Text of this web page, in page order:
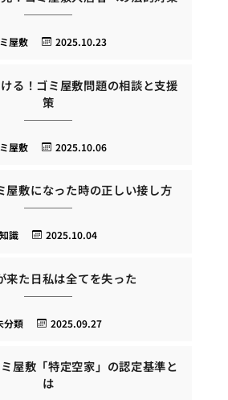
2025.10.23
屋敷
る！ゴミ屋敷問題の相談と支援
策
2025.10.06
屋敷
屋敷になった時の正しい接し方
2025.10.04
知識
来た日私は全てを失った
2025.09.27
分類
屋敷「特定空家」の認定基準と
は